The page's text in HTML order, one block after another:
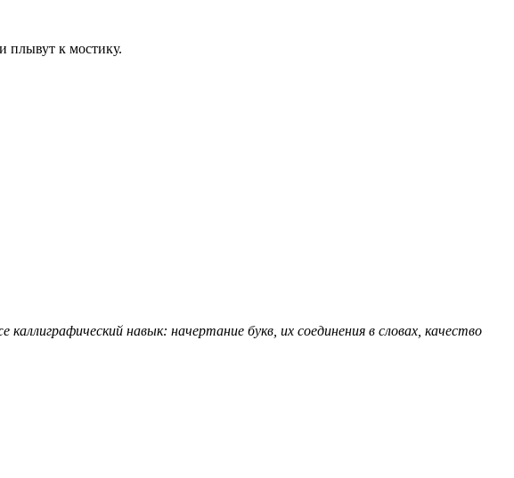
плывут к мостику.
навык: начертание букв, их соединения в словах, качество